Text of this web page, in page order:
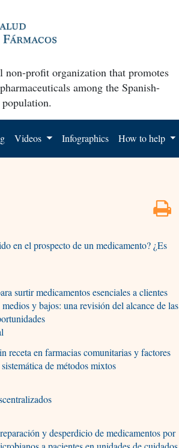
non-profit organization that promotes
among the Spanish-
Videos Infographics How to help
en el prospecto de un medicamento? ¿Es
surtir medicamentos esenciales a clientes
y bajos: una revisión del alcance de las
receta en farmacias comunitarias y factores
de métodos mixtos
y desperdicio de medicamentos por